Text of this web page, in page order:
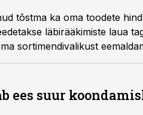
tõstma ka oma toodete
läbirääkimiste laua
sortimendivalikust
ees suur